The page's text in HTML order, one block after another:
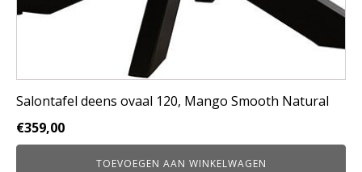
Salontafel deens ovaal 120, Mango Smooth Natural
€359,00
TOEVOEGEN AAN WINKELWAGEN